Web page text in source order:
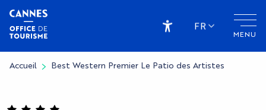
Aller
contenu
principal
MENU
Accessibilité
FR
Accueil Best Western Premier Le Patio des Artistes